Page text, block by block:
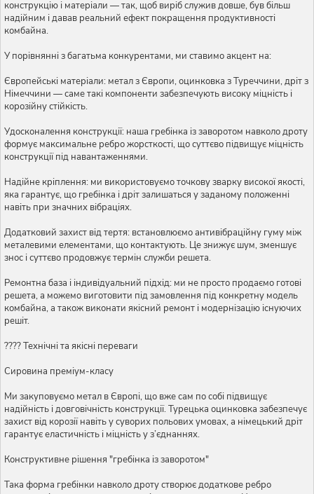
конструкцію і матеріали — так, щоб виріб служив довше, був більш
надійним і давав реальний ефект покращення продуктивності
комбайна.
У порівнянні з багатьма конкурентами, ми ставимо акцент на:
Європейські матеріали: метал з Європи, оцинковка з Туреччини, дріт з
Німеччини — саме такі компоненти забезпечують високу міцність і
корозійну стійкість.
Удосконалення конструкції: наша гребінка із заворотом навколо дроту
формує максимальне ребро жорсткості, що суттєво підвищує міцність
конструкції під навантаженнями.
Надійне кріплення: ми використовуємо точкову зварку високої якості,
яка гарантує, що гребінка і дріт залишаться у заданому положенні
навіть при значних вібраціях.
Додатковий захист від тертя: встановлюємо антивібраційну гуму між
металевими елементами, що контактують. Це знижує шум, зменшує
знос і суттєво продовжує термін служби решета.
Ремонтна база і індивідуальний підхід: ми не просто продаємо готові
решета, а можемо виготовити під замовлення під конкретну модель
комбайна, а також виконати якісний ремонт і модернізацію існуючих
решіт.
???? Технічні та якісні переваги
Сировина преміум-класу
Ми закуповуємо метал в Європі, що вже сам по собі підвищує
надійність і довговічність конструкції. Турецька оцинковка забезпечує
захист від корозії навіть у суворих польових умовах, а німецький дріт
гарантує еластичність і міцність у з’єднаннях.
Конструктивне рішення "гребінка із заворотом"
Така форма гребінки навколо дроту створює додаткове ребро